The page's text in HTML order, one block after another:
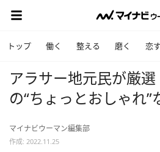
トップ 働く 整える 磨く 恋
アラサー地元民が厳
の“ちょっとおしゃれ
マイナビウーマン編集部
作成: 2022.11.25